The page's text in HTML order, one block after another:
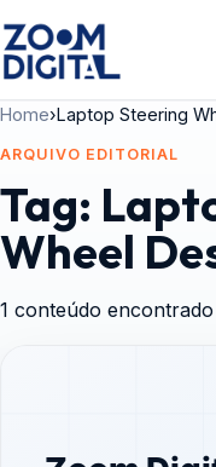
Home›Laptop Steering
ARQUIVO EDITORIAL
Tag:
Wheel
1 conteúdo encontrado